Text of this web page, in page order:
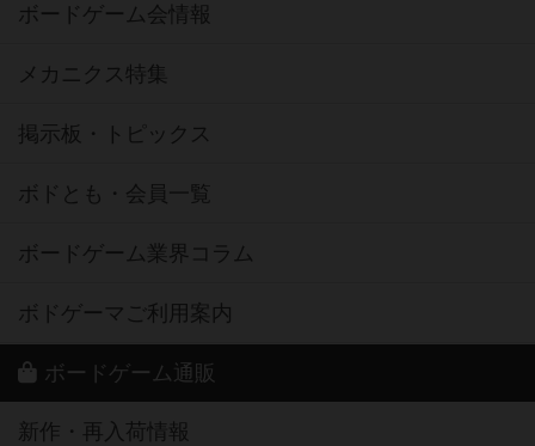
ボードゲーム会情報
メカニクス特集
掲示板・トピックス
ボドとも・会員一覧
ボードゲーム業界コラム
ボドゲーマご利用案内
ボードゲーム通販
新作・再入荷情報